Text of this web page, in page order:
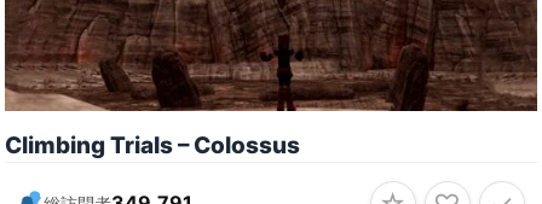
Climbing Trials – Colossus